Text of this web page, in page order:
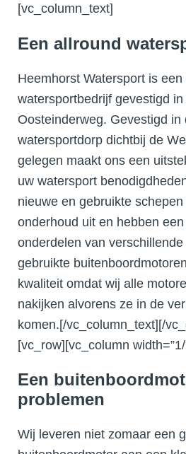
[vc_column_text]
Een allround
Heemhorst Watersport is een
watersportbedrijf gevestigd
Oosteinderweg. Gevestigd in
watersportdorp dichtbij de
gelegen maakt ons een
uw watersport
nieuwe en gebruikte
onderhoud uit en hebben
onderdelen van
gebruikte
kwaliteit omdat wij alle
nakijken alvorens ze in de
komen.[/vc_column_text][/
[vc_row][vc_column
Een
problemen
Wij leveren niet zomaar een